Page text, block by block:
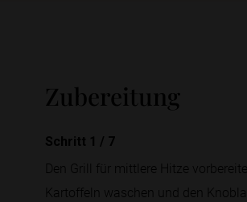
Zubereitung
Schritt 1 / 7
Den Grill für mittlere Hitze
Kartoffeln waschen und den